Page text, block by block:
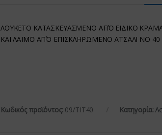
ΛΟΥΚΕΤΟ ΚΑΤΑΣΚΕΥΑΣΜΕΝΟ ΑΠΌ ΕΙΔΙΚΟ
ΚΑΙ ΛΑΙΜΟ ΑΠΌ ΕΠΙΣΚΛΗΡΩΜΕΝΟ ΑΤΣΑΛΙ ΝΟ 40
Κωδικός προϊόντος: 09/ΤΙΤ40 Κατηγορία: